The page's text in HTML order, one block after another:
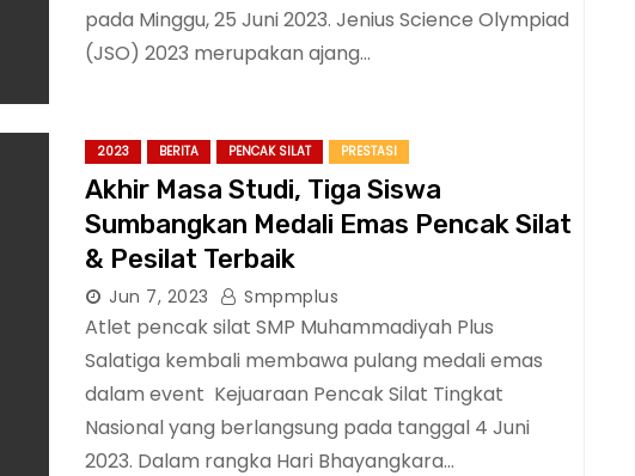
pada Minggu, 25 Juni 2023. Jenius Science Olympiad
(JSO) 2023 merupakan ajang…
2023 BERITA PENCAK SILAT PRESTASI
Akhir Masa Studi, Tiga Siswa
Sumbangkan Medali Emas Pencak Silat
& Pesilat Terbaik
Jun 7, 2023 Smpmplus
Atlet pencak silat SMP Muhammadiyah Plus
Salatiga kembali membawa pulang medali emas
dalam event Kejuaraan Pencak Silat Tingkat
Nasional yang berlangsung pada tanggal 4 Juni
2023. Dalam rangka Hari Bhayangkara…